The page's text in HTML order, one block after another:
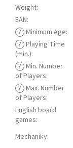
Weight:
EAN:
? Minimum Age:
? Playing Time
(min.):
? Min. Number
of Players:
? Max. Number
of Players:
English board
games:
Mechaniky: